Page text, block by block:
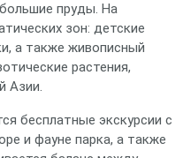
пруды. На
зон: детские
а также живописный
растения,
Азии.
бесплатные экскурсии с
и фауне парка, а также